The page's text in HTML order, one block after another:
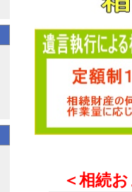
＜相続